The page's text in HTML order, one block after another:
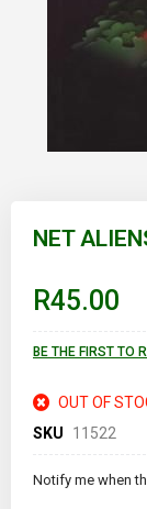
NET
R45.00
BE THE FIRST TO
OUT OF
SKU
11522
Notify me when